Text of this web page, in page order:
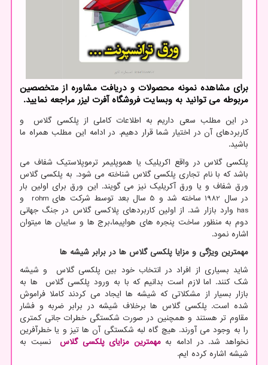
برای مشاهده نمونه محصولات و دریافت مشاوره از متخصصین
مربوطه می توانید به وبسایت فروشگاه آفرت لیزر مراجعه نمایید.
در این مطلب سعی داریم به اطلاعات کاملی از پلکسی گلاس و
کاربردهای آن در اختیار شما قرار دهیم. در ادامه این مطلب همراه ما
باشید.
پلکسی گلاس در واقع اکریلیک یا هموپلیمر ترموپلاستیک شفاف می
باشد که با نام تجاری پلکسی گلاس شناخته می شود. به پلکسی گلاس
ورق شفاف و یا ورق آکریلیک نیز می گویند. این ورق برای اولین بار
در سال 1982 ساخته شد و 5 سال بعد توسط شرکت های
rohm و
has وارد بازار شد. از اولین کاربردهای پلاکسی گلاس در جنگ جهانی
دوم به منظور ساخت پنجره های هواپیما،برج ها و سایبان ها میتوان
اشاره نمود.
مهمترین ویژگی و مزایا پلکسی گلاس ها در برابر شیشه ها
شاید بسیاری از افراد در انتخاب خود بین پلکسی گلاس و شیشه
شک کنند. اما لازم است بدانیم که با به ورود پلکسی گلاس ها به
بازار بسیار از مشکلاتی که شیشه ها ایجاد می کردند کاملا فراموش
شده است. پلکسی گلاس ها برخلاف شیشه در برابر ضربه و فشار
مقاوم تر هستند و همچنین در صورت شکستگی خطرات جانی کمتری
را به وجود می آورند. هیچ گاه لبه شکستگی آن ها تیز و یا خطرآفرین
نخواهد شد. در ادامه بهمهمترین مزایای پلکسی گلاس
نسبت به
شیشه اشاره کرده ایم.